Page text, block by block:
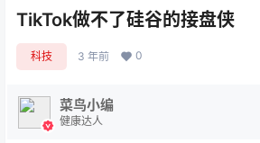
TikTok做不了硅谷的接盘侠
科技 3 年前 0
菜鸟小编
健康达人